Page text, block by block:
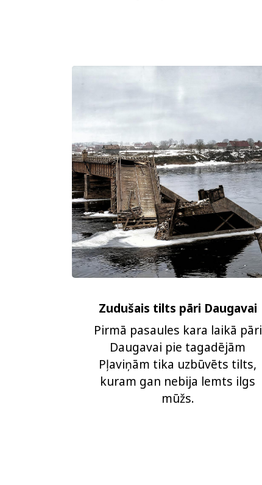
Zudušais tilts pāri Daugavai
Pirmā pasaules kara laikā pāri
Daugavai pie tagadējām
Pļaviņām tika uzbūvēts tilts,
kuram gan nebija lemts ilgs
mūžs.